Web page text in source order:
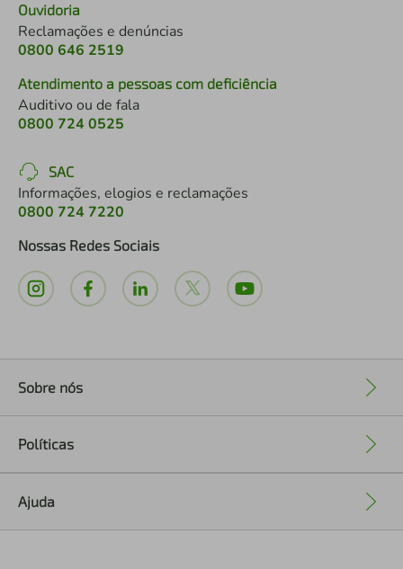
Ouvidoria
Reclamações e denúncias
0800 646 2519
Atendimento a pessoas com deficiência
Auditivo ou de fala
0800 724 0525
SAC
Informações, elogios e reclamações
0800 724 7220
Nossas Redes Sociais
Sobre nós
Políticas
Ajuda